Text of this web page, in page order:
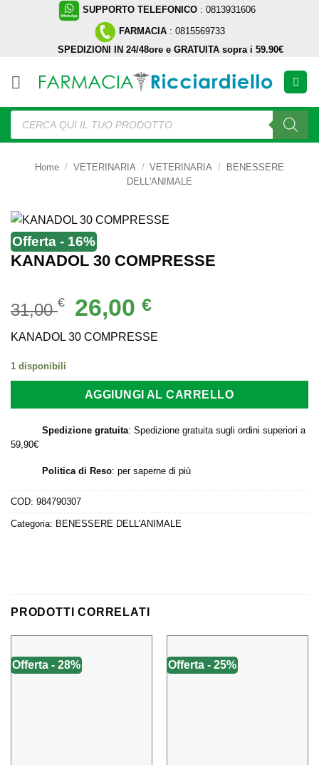
SUPPORTO TELEFONICO : 0813931606
FARMACIA : 0815569733
SPEDIZIONI IN 24/48ore e GRATUITA sopra i 59.90€
Ricerca
prodotti
Home / VETERINARIA / VETERINARIA /
BENESSERE
DELL'ANIMALE
Offerta - 16%
KANADOL 30 COMPRESSE
31,00€
Il
prezzo
originale
26,00€Il
attuale
KANADOL 30 COMPRESSE
1 disponibili
AGGIUNGI AL CARRELLO
Spedizione gratuita: Spedizione gratuita sugli ordini superiori a
59,90€
Politica di Reso: per saperne di più
COD: 984790307
Categoria: BENESSERE DELL'ANIMALE
PRODOTTI CORRELATI
Offerta - 28% Offerta - 25%